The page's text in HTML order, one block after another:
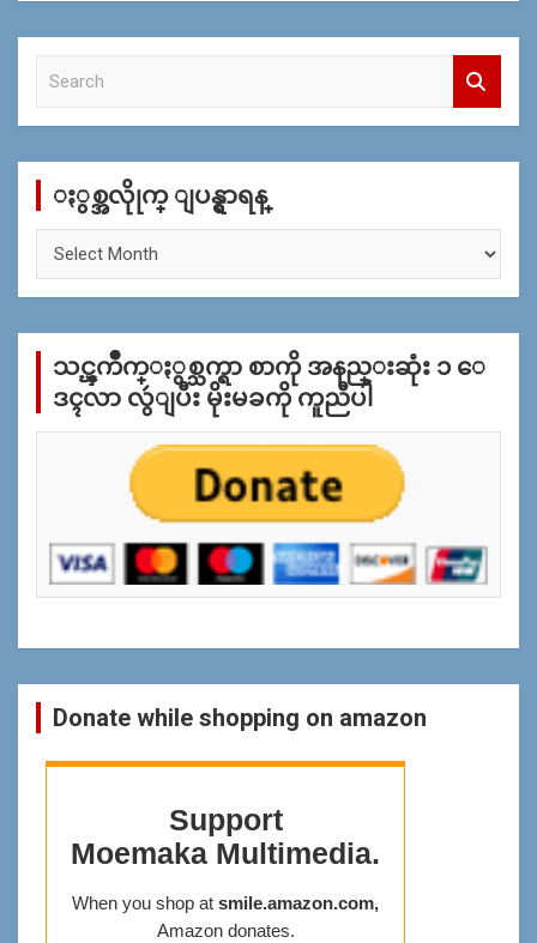
c
ႏွစ္အလိုုက္ ျပန္ရွာရန္
က္
န္
သင္ၾကိဳက္ႏွစ္သက္ရာ စာကို အနည္းဆုံး ၁ ေ
ဒၚလာ လွဴျပီး မိုးမခကို ကူညီပါ
Donate while shopping on amazon